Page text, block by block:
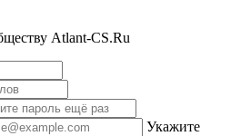
Atlant-CS.Ru
Укажите